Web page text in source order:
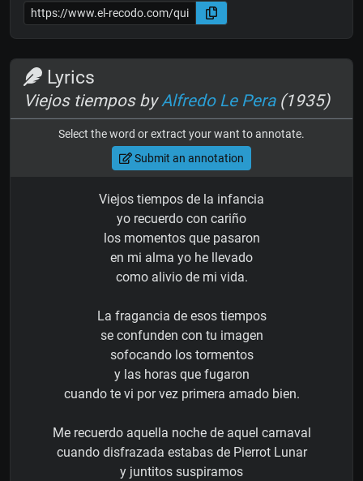
Lyrics
Viejos tiempos byAlfredo Le Pera(1935)
Select the word or extract your want to annotate.
Submit an annotation
Viejos tiempos de la infancia
yo recuerdo con cariño
los momentos que pasaron
en mi alma yo he llevado
como alivio de mi vida.
La fragancia de esos tiempos
se confunden con tu imagen
sofocando los tormentos
y las horas que fugaron
cuando te vi por vez primera amado bien.
Me recuerdo aquella noche de aquel carnaval
cuando disfrazada estabas de Pierrot Lunar
y juntitos suspiramos